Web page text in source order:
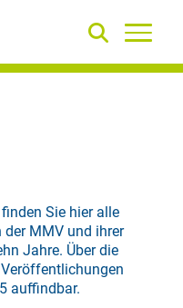
Sie hier alle
MMV und ihrer
Jahre. Über die
auffindbar.